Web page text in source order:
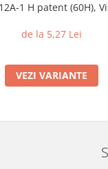
1 H patent (60H),
de la 5,27 Lei
VEZI VARIANTE